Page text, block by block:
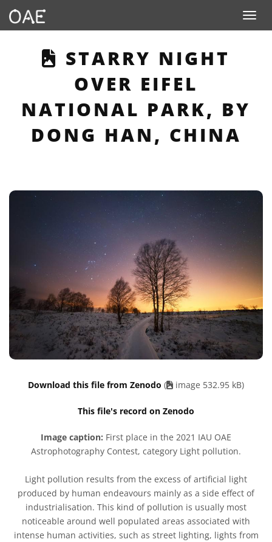
Toggle
THIS PAGE
STARRY NIGHT
OVER EIFEL
NATIONAL PARK, BY
DONG HAN, CHINA
Download this file from Zenodo ( image 532.95 kB)
This file's record on Zenodo
Image caption: First place in the 2021 IAU OAE
Astrophotography Contest, category Light pollution.
Light pollution results from the excess of artificial light
produced by human endeavours mainly as a side effect of
industrialisation. This kind of pollution is usually most
noticeable around well populated areas associated with
intense human activities, such as street lighting, lights from